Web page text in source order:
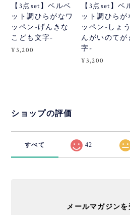
【3点set】ベルベ
ット調ひらがなワ
ッペン-げんきな
こども文字-
¥3,200
【3点set】ベ
ット調ひらが
ッペン-しょ
んがいのてが
字-
¥3,200
ショップの評価
すべて 42
メールマガジンを